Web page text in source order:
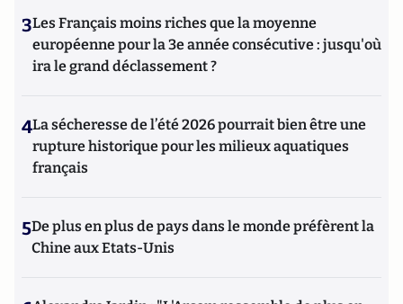
3Les Français moins riches que la moyenne
européenne pour la 3e année consécutive : jusqu'où
ira le grand déclassement ?
4La sécheresse de l’été 2026 pourrait bien être une
rupture historique pour les milieux aquatiques
français
5De plus en plus de pays dans le monde préfèrent la
Chine aux Etats-Unis